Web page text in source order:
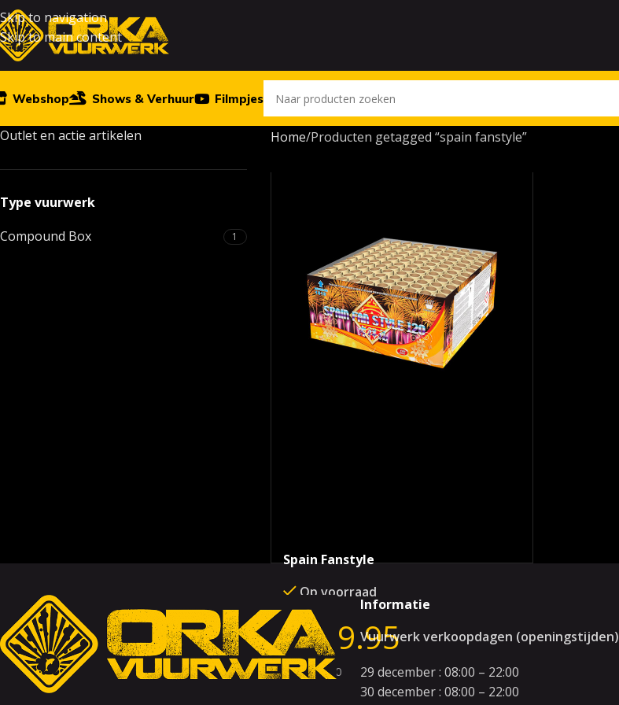
Skip to navigation
Skip to main content
Webshop Shows & Verhuur Filmpjes
Outlet en actie artikelen
Type vuurwerk
Compound Box
1
Home Producten getagged “spain fanstyle”
Spain Fanstyle
Op voorraad
€229.95
SKU:k1010
Informatie
Vuurwerk verkoopdagen (openingstijden)
29 december : 08:00 – 22:00
30 december : 08:00 – 22:00